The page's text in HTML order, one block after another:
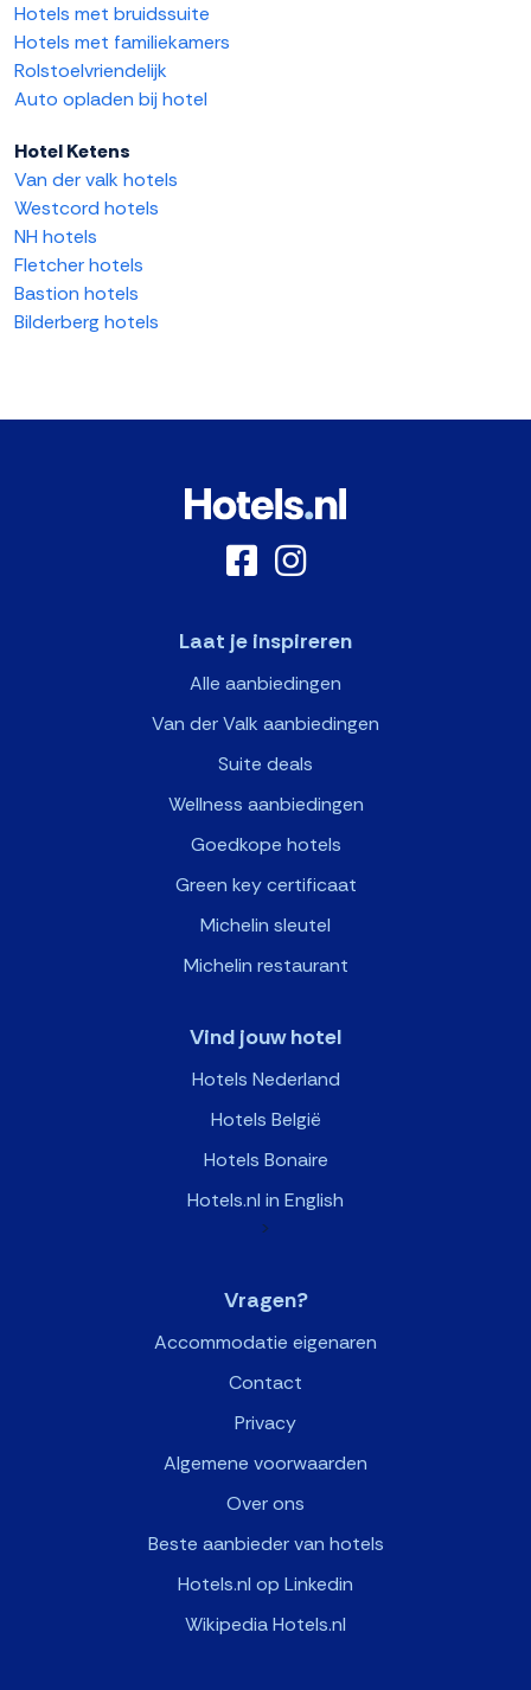
Hotels met bruidssuite
Hotels met familiekamers
Rolstoelvriendelijk
Auto opladen bij hotel
Hotel Ketens
Van der valk hotels
Westcord hotels
NH hotels
Fletcher hotels
Bastion hotels
Bilderberg hotels
Laat je inspireren
Alle aanbiedingen
Van der Valk aanbiedingen
Suite deals
Wellness aanbiedingen
Goedkope hotels
Green key certificaat
Michelin sleutel
Michelin restaurant
Vind jouw hotel
Hotels Nederland
Hotels België
Hotels Bonaire
Hotels.nl in English
>
Vragen?
Accommodatie eigenaren
Contact
Privacy
Algemene voorwaarden
Over ons
Beste aanbieder van hotels
Hotels.nl op Linkedin
Wikipedia Hotels.nl